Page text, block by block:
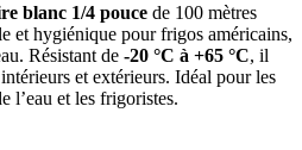
blanc 1/4 pouce de 100 mètres
et hygiénique pour frigos américains,
Résistant de -20 °C à +65 °C, il
et extérieurs. Idéal pour les
l’eau et les frigoristes.